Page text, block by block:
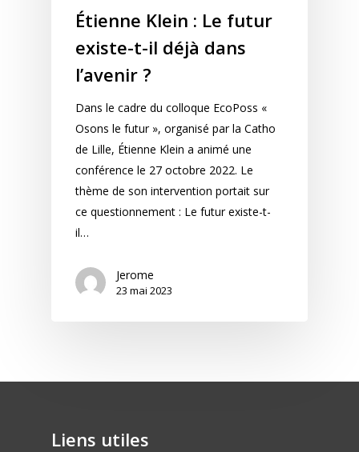
Étienne Klein : Le futur
existe-t-il déjà dans
l’avenir ?
Dans le cadre du colloque EcoPoss «
Osons le futur », organisé par la Catho
de Lille, Étienne Klein a animé une
conférence le 27 octobre 2022. Le
thème de son intervention portait sur
ce questionnement : Le futur existe-t-
il…
Jerome
23 mai 2023
Liens utiles